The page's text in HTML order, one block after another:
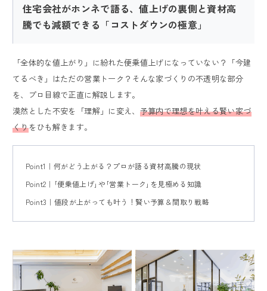
住宅会社がホンネで語る、値上げの裏側と資材高
騰でも減額できる「コストダウンの極意」
「全体的な値上がり」に紛れた便乗値上げになっていない？「今建
てるべき」はただの営業トーク？そんな家づくりの不透明な部分
を、プロ目線で正直に解説します。
漠然とした不安を「理解」に変え、 予算内で理想を叶える賢い家づ
くりをひも解きます。
Point1｜何がどう上がる？プロが語る資材高騰の現状
Point2｜｢便乗値上げ｣や｢営業トーク｣を見極める知識
Point3｜値段が上がっても叶う！賢い予算＆間取り戦略